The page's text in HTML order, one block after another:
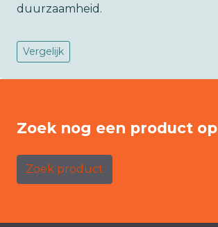
duurzaamheid.
Vergelijk
Zoek nog een product op
Zoek product